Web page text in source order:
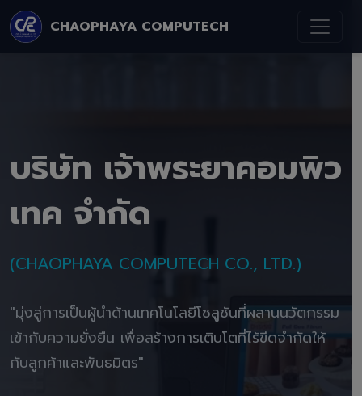
CHAOPHAYA COMPUTECH
บริษัท เจ้าพระยาคอมพิว
เทค จำกัด
(CHAOPHAYA COMPUTECH CO., LTD.)
"มุ่งสู่การเป็นผู้นำด้านเทคโนโลยีโซลูชันที่ผสานนวัตกรรม
เข้ากับความยั่งยืน เพื่อสร้างการเติบโตที่ไร้ขีดจำกัดให้
กับลูกค้าและพันธมิตร"